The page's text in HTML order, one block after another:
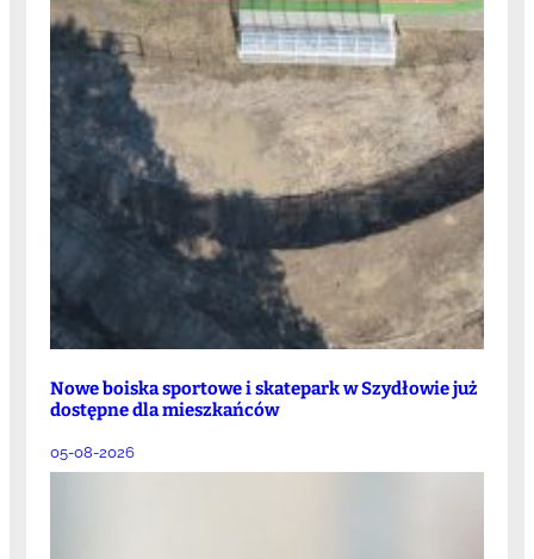
Nowe boiska sportowe i skatepark w Szydłowie już
dostępne dla mieszkańców
05-08-2026